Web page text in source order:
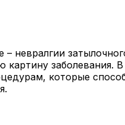
невралгии
заболевания.
которые